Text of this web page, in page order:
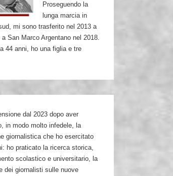
varianti - millenarista e
Proseguendo la
lunga marcia in
mi sono trasferito nel 2013 a
a San Marco Argentano nel 2018.
44 anni, ho una figlia e tre
dal 2023 dopo aver
in modo molto infedele, la
giornalistica che ho esercitato
ho praticato la ricerca storica,
scolastico e universitario, la
dei giornalisti sulle nuove